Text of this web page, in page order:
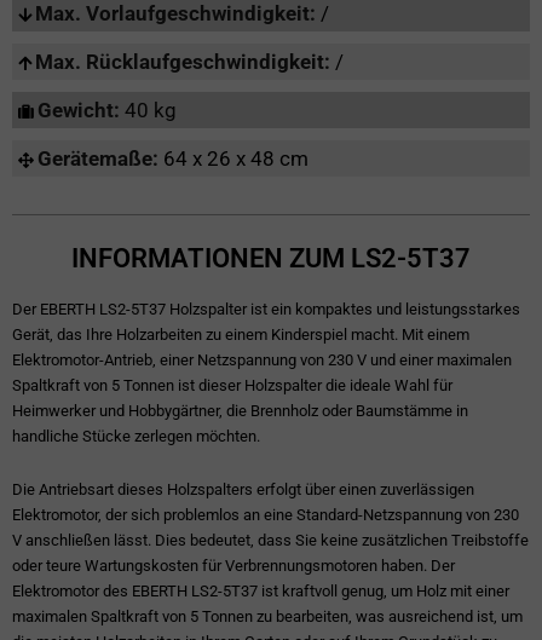
Max. Vorlaufgeschwindigkeit: /
Max. Rücklaufgeschwindigkeit: /
Gewicht: 40 kg
Gerätemaße: 64 x 26 x 48 cm
INFORMATIONEN ZUM LS2-5T37
Der EBERTH LS2-5T37 Holzspalter ist ein kompaktes und leistungsstarkes
Gerät, das Ihre Holzarbeiten zu einem Kinderspiel macht. Mit einem
Elektromotor-Antrieb, einer Netzspannung von 230 V und einer maximalen
Spaltkraft von 5 Tonnen ist dieser Holzspalter die ideale Wahl für
Heimwerker und Hobbygärtner, die Brennholz oder Baumstämme in
handliche Stücke zerlegen möchten.
Die Antriebsart dieses Holzspalters erfolgt über einen zuverlässigen
Elektromotor, der sich problemlos an eine Standard-Netzspannung von 230
V anschließen lässt. Dies bedeutet, dass Sie keine zusätzlichen Treibstoffe
oder teure Wartungskosten für Verbrennungsmotoren haben. Der
Elektromotor des EBERTH LS2-5T37 ist kraftvoll genug, um Holz mit einer
maximalen Spaltkraft von 5 Tonnen zu bearbeiten, was ausreichend ist, um